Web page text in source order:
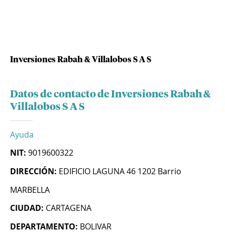
Inversiones Rabah & Villalobos S A S
Datos de contacto de Inversiones Rabah &
Villalobos S A S
Ayuda
NIT: 9019600322
DIRECCIÓN: EDIFICIO LAGUNA 46 1202 Barrio
MARBELLA
CIUDAD: CARTAGENA
DEPARTAMENTO: BOLIVAR